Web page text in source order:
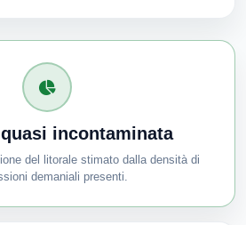
incontaminata
del litorale stimato dalla densità di
demaniali presenti.